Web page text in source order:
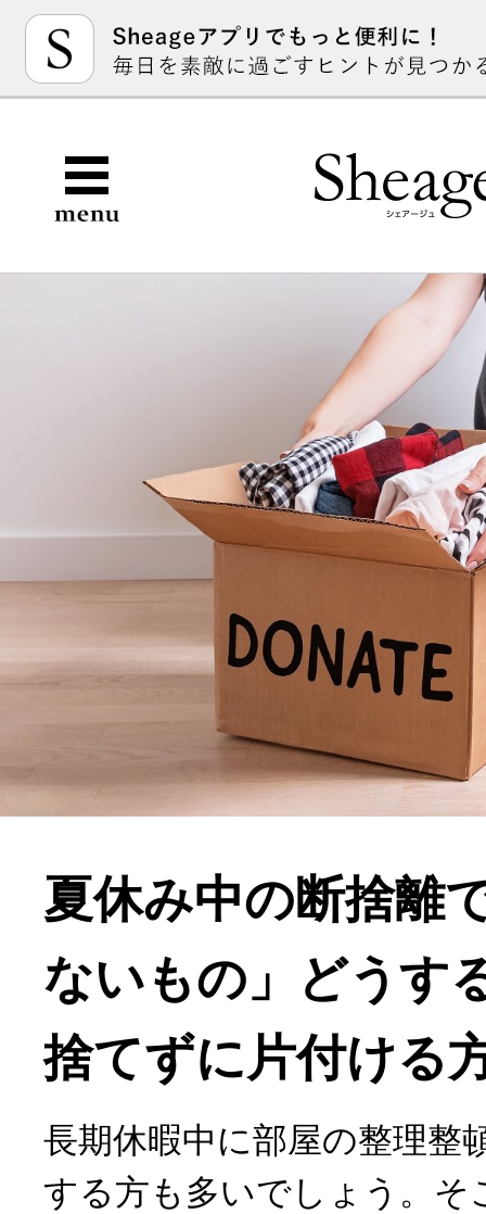
夏休み中の断捨離
ないもの」どうす
捨てずに片付ける
長期休暇中に部屋の整理整
する方も多いでしょう。そ